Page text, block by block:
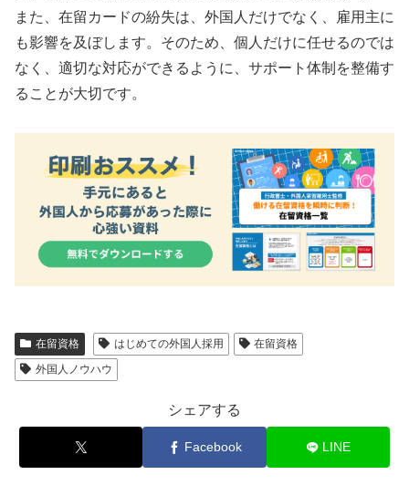
また、在留カードの紛失は、外国人だけでなく、雇用主に
も影響を及ぼします。そのため、個人だけに任せるのでは
なく、適切な対応ができるように、サポート体制を整備す
ることが大切です。
在留資格 はじめての外国人採用
在留資格
外国人ノウハウ
シェアする
Facebook LINE